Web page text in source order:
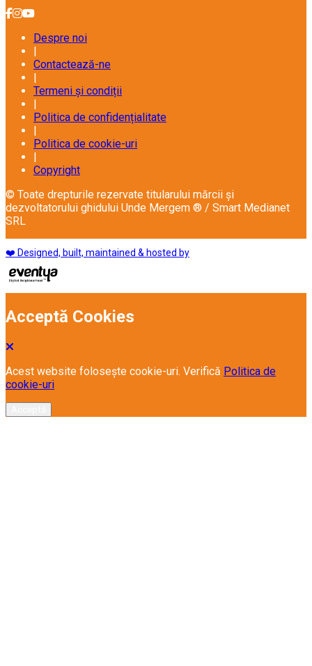
Despre noi
|
Contactează-ne
|
Termeni și condiții
|
Politica de confidențialitate
|
Politica de cookie-uri
|
Copyright
© Toate drepturile rezervate titularului mărcii și
dezvoltatorului ghidului Unde Mergem ® / Smart Medianet
SRL
❤️ Designed, built, maintained & hosted by
Acceptă Cookies
Acest website folosește cookie-uri. Verifică Politica de
cookie-uri